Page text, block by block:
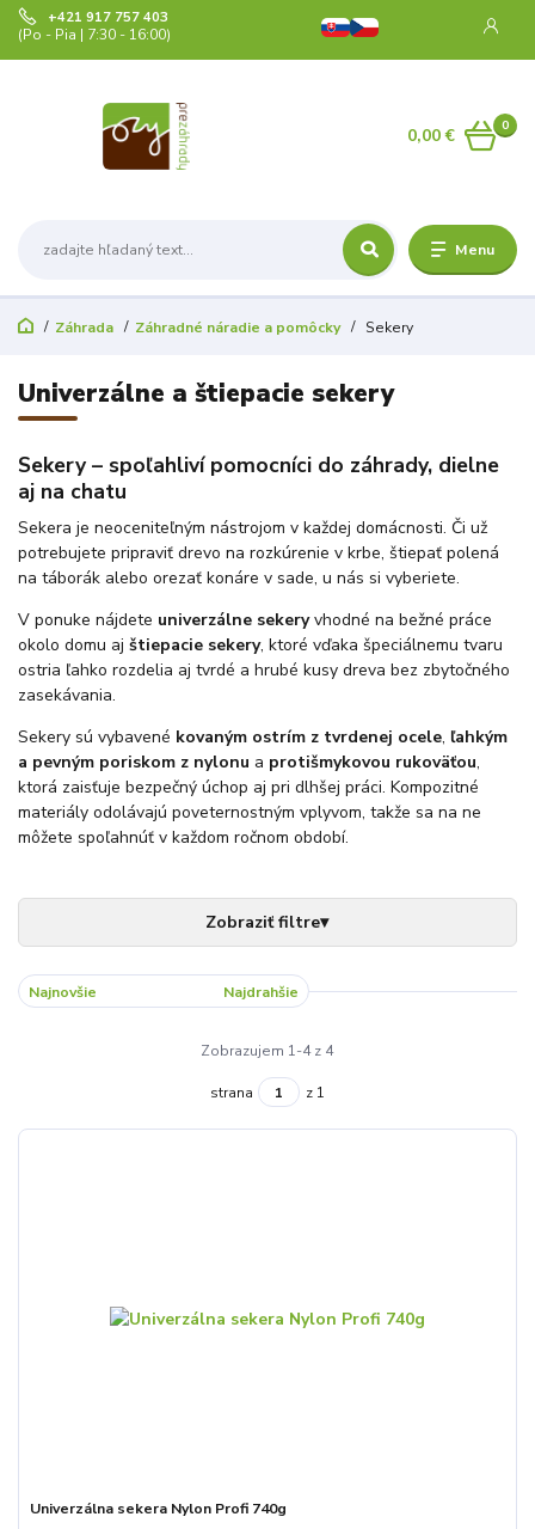
Menu
+421 917 757 403
(Po - Pia | 7:30 - 16:00)
0
0,00 €
Záhrada Záhradné náradie a pomôcky Sekery
Univerzálne a štiepacie sekery
Sekery – spoľahliví pomocníci do záhrady, dielne
aj na chatu
Sekera je neoceniteľným nástrojom v každej domácnosti. Či už
potrebujete pripraviť drevo na rozkúrenie v krbe, štiepať polená
na táborák alebo orezať konáre v sade, u nás si vyberiete.
V ponuke nájdete univerzálne sekeryvhodné na bežné práce
okolo domu aj štiepacie sekery, ktoré vďaka špeciálnemu tvaru
ostria ľahko rozdelia aj tvrdé a hrubé kusy dreva bez zbytočného
zasekávania.
Sekery sú vybavené kovaným ostrím z tvrdenej ocele, ľahkým
a pevným poriskom z nylonu a protišmykovou rukoväťou,
ktorá zaisťuje bezpečný úchop aj pri dlhšej práci. Kompozitné
materiály odolávajú poveternostným vplyvom, takže sa na ne
môžete spoľahnúť v každom ročnom období.
Najnovšie Najdrahšie
Zobrazujem 1-4 z 4
strana z 1
Univerzálna sekera Nylon Profi 740g